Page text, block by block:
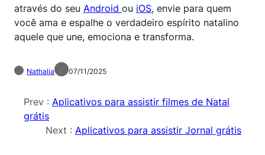
através do seu Android ou iOS, envie para quem
você ama e espalhe o verdadeiro espírito natalino
aquele que une, emociona e transforma.
Nathalia 07/11/2025
Prev : Aplicativos para assistir filmes de Natal
grátis
Next : Aplicativos para assistir Jornal grátis